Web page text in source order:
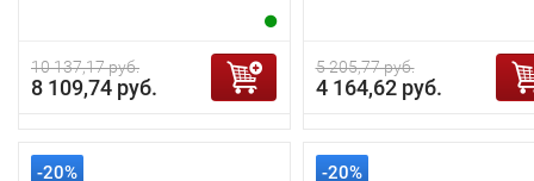
10 137,17 руб.
8 109,74 руб.
5 205,77 руб.
4 164,62 руб.
-20% -20%